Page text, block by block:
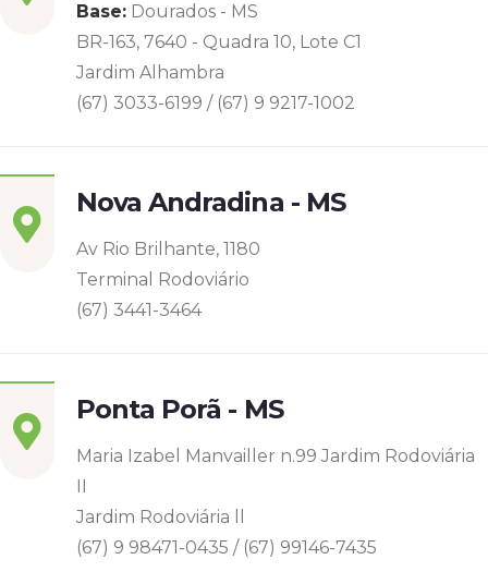
Base: Dourados - MS
BR-163, 7640 - Quadra 10, Lote C1
Jardim Alhambra
(67) 3033-6199 / (67) 9 9217-1002
Nova Andradina - MS
Av Rio Brilhante, 1180
Terminal Rodoviário
(67) 3441-3464
Ponta Porã - MS
Maria Izabel Manvailler n.99 Jardim Rodoviária
II
Jardim Rodoviária ll
(67) 9 98471-0435 / (67) 99146-7435